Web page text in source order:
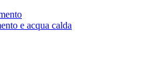
e acqua calda